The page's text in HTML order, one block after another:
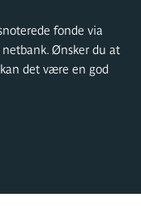
fonde via
netbank. Ønsker du at
det være en god